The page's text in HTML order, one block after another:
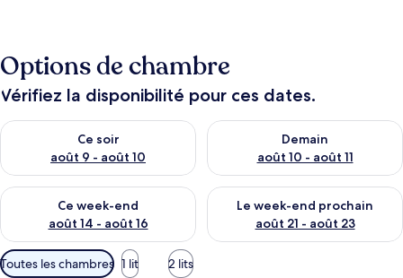
Options de chambre
Vérifiez la disponibilité pour ces dates.
Ce soir
août 9 - août 10
Vérifier la disponibilité pour ce soir août 9 - août 10
Demain
août 10 - août 11
Vérifier la disponibilité pour
Ce week-end
août 14 - août 16
Vérifier la disponibilité pour ce week-end août 14 - août 16
Le week-end prochain
août 21 - août 23
Vérifier la disponibilité pour
Filtres
Toutes les chambres 1 lit 2 lits